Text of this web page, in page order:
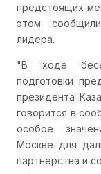
предстоящих
этом
лидера.
"В ходе
подготовки
президента
говорится в
особое
Москве для
партнерства и